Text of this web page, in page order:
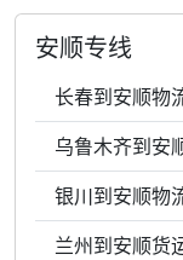
安顺专线
长春到安顺物
银川到安顺物
兰州到安顺货